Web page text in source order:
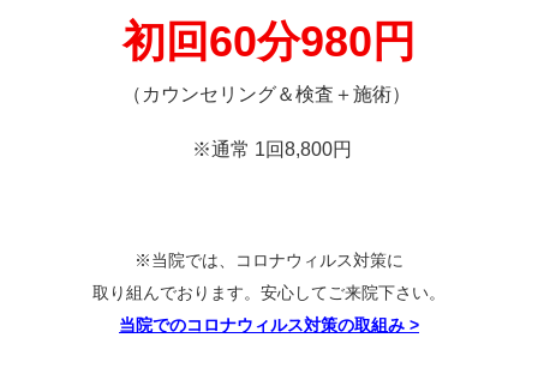
初回60分980円
（カウンセリング＆検査＋施術）
※通常 1回8,800円
※当院では、コロナウィルス対策に
取り組んでおります。安心してご来院下さい。
当院でのコロナウィルス対策の取組み >